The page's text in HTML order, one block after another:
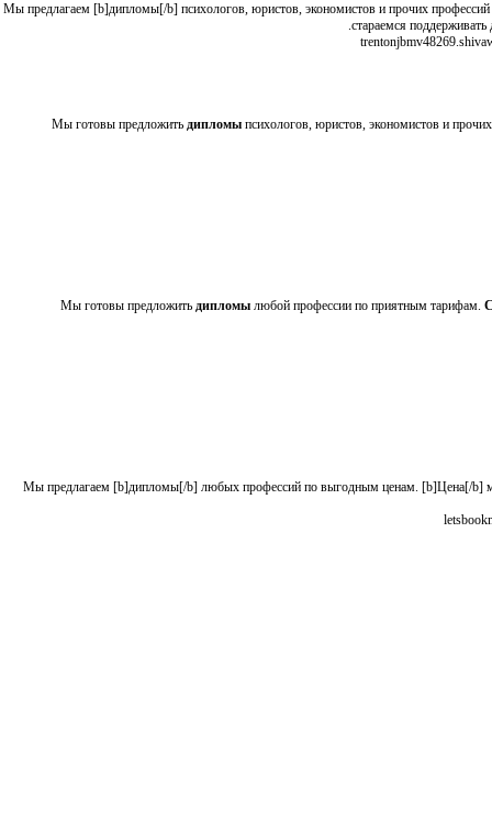
Мы предлагаем [b]дипломы[/b] психологов, юристов, экономистов и прочих профессий
стараемся
[url=http://trentonjbmv48269.shivawiki.com/6554933/
Мы готовы предложить дипломы психологов, юристов, экономистов и
Мы готовы предложить дипломы любой профессии по приятным тарифам.
Мы предлагаем [b]дипломы[/b] любых профессий по выгодным ценам. [b]Цена[/b]